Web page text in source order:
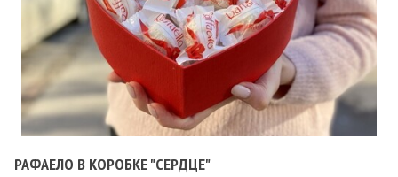
РАФАЕЛО В КОРОБКЕ "СЕРДЦЕ"